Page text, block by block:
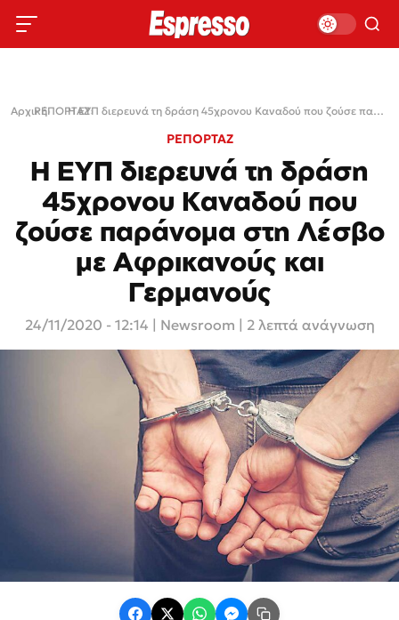
Αρχική›
ΡΕΠΟΡΤΑΖ› Η ΕΥΠ διερευνά τη δράση 45χρονου Καναδού που ζούσε παράνομα στη Λέσβο με Αφρικανούς και Γερμανούς
ΡΕΠΟΡΤΑΖ
Η ΕΥΠ διερευνά τη δράση
45χρονου Καναδού που
ζούσε παράνομα στη Λέσβο
με Αφρικανούς και
Γερμανούς
24/11/2020 - 12:14 Newsroom | 2 λεπτά ανάγνωση